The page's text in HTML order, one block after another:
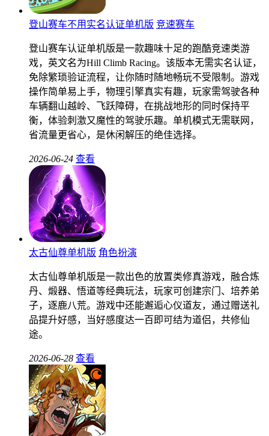
登山赛车不用实名认证单机版 竞速赛车
登山赛车认证单机版是一款趣味十足的跑酷竞速类游
戏，英文名为Hill Climb Racing。该版本无需实名认证，
免除繁琐验证流程，让你随时随地畅玩不受限制。游戏
操作简单易上手，物理引擎真实有趣，玩家需驾驶各种
车辆翻山越岭、飞跃障碍，在挑战地形的同时保持平
衡，体验刺激又魔性的驾驶乐趣。单机模式无需联网，
省流量更省心，是休闲解压的绝佳选择。
2026-06-24 查看
太古仙尊单机版 角色扮演
太古仙尊单机版是一款出色的放置类修真游戏，融合炼
丹、煅器、悟道等经典玩法，玩家可创建宗门、培养弟
子，逐鹿八荒。游戏中还能邂逅心仪道友，通过赠送礼
品提升好感，当好感度达一百即可结为道侣，共修仙
途。
2026-06-28 查看